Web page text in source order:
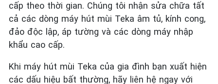
cấp theo thời gian. Chúng tôi nhận sửa chữa tất
cả các dòng máy hút mùi Teka âm tủ, kính cong,
đảo độc lập, áp tường và các dòng máy nhập
khẩu cao cấp.
Khi máy hút mùi Teka của gia đình bạn xuất hiện
các dấu hiệu bất thường, hãy liên hệ ngay với